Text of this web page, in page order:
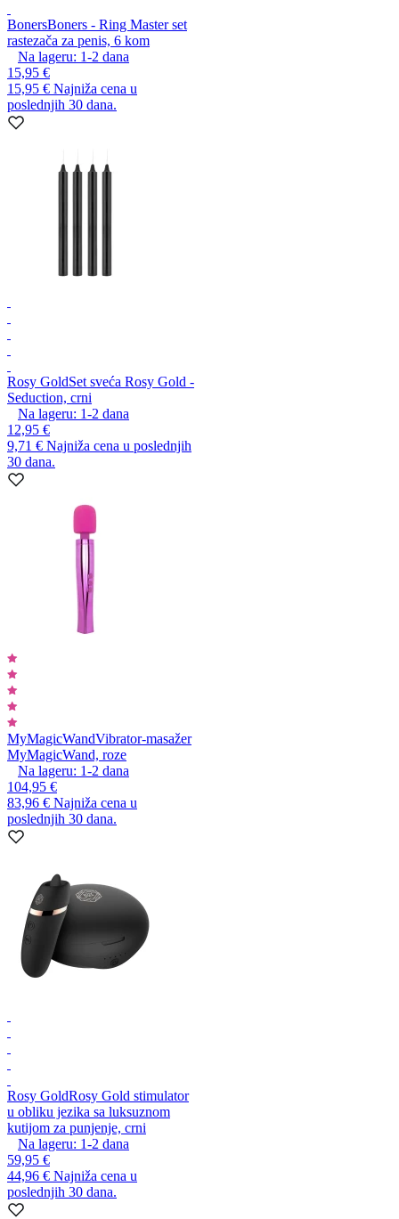
BonersBoners - Ring Master set
rastezača za penis, 6 kom
Na lageru: 1-2 dana
15,95 €
15,95 € Najniža cena u
poslednjih 30 dana.
Rosy GoldSet sveća Rosy Gold -
Seduction, crni
Na lageru: 1-2 dana
12,95 €
9,71 € Najniža cena u poslednjih
30 dana.
MyMagicWandVibrator-masažer
MyMagicWand, roze
Na lageru: 1-2 dana
104,95 €
83,96 € Najniža cena u
poslednjih 30 dana.
Rosy GoldRosy Gold stimulator
u obliku jezika sa luksuznom
kutijom za punjenje, crni
Na lageru: 1-2 dana
59,95 €
44,96 € Najniža cena u
poslednjih 30 dana.